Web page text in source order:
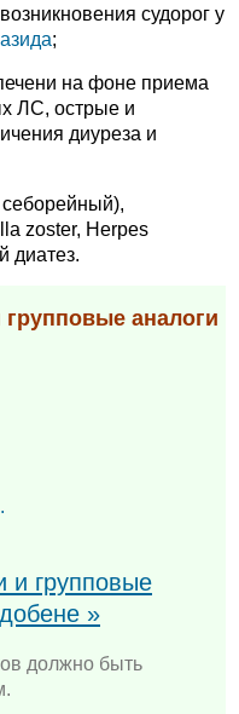
судорог у
;
на фоне приема
ЛС, острые и
диуреза и
себорейный),
zoster, Herpes
диатез.
аналоги
и групповые
»
должно быть